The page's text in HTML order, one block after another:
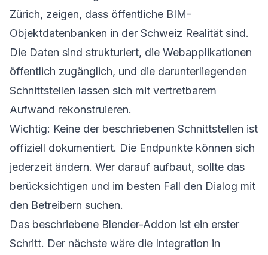
Zürich, zeigen, dass öffentliche BIM-
Objektdatenbanken in der Schweiz Realität sind.
Die Daten sind strukturiert, die Webapplikationen
öffentlich zugänglich, und die darunterliegenden
Schnittstellen lassen sich mit vertretbarem
Aufwand rekonstruieren.
Wichtig: Keine der beschriebenen Schnittstellen ist
offiziell dokumentiert. Die Endpunkte können sich
jederzeit ändern. Wer darauf aufbaut, sollte das
berücksichtigen und im besten Fall den Dialog mit
den Betreibern suchen.
Das beschriebene Blender-Addon ist ein erster
Schritt. Der nächste wäre die Integration in